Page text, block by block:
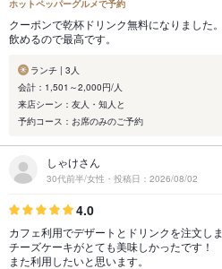
ホットペッパーグルメで予約
クーポンで乾杯ドリンク無料になりました
飲めるので最高です。
ランチ | 3人
会計：1,501～2,000円/人
来店シーン：友人・知人と
予約コース：お席のみのご予約
しゃけさん
30代前半/女性・投稿日：2026/08/02
4.0
カフェ利用でデザートとドリンクを注文しま
チーズケーキがとても美味しかったです！
また利用したいと思います。